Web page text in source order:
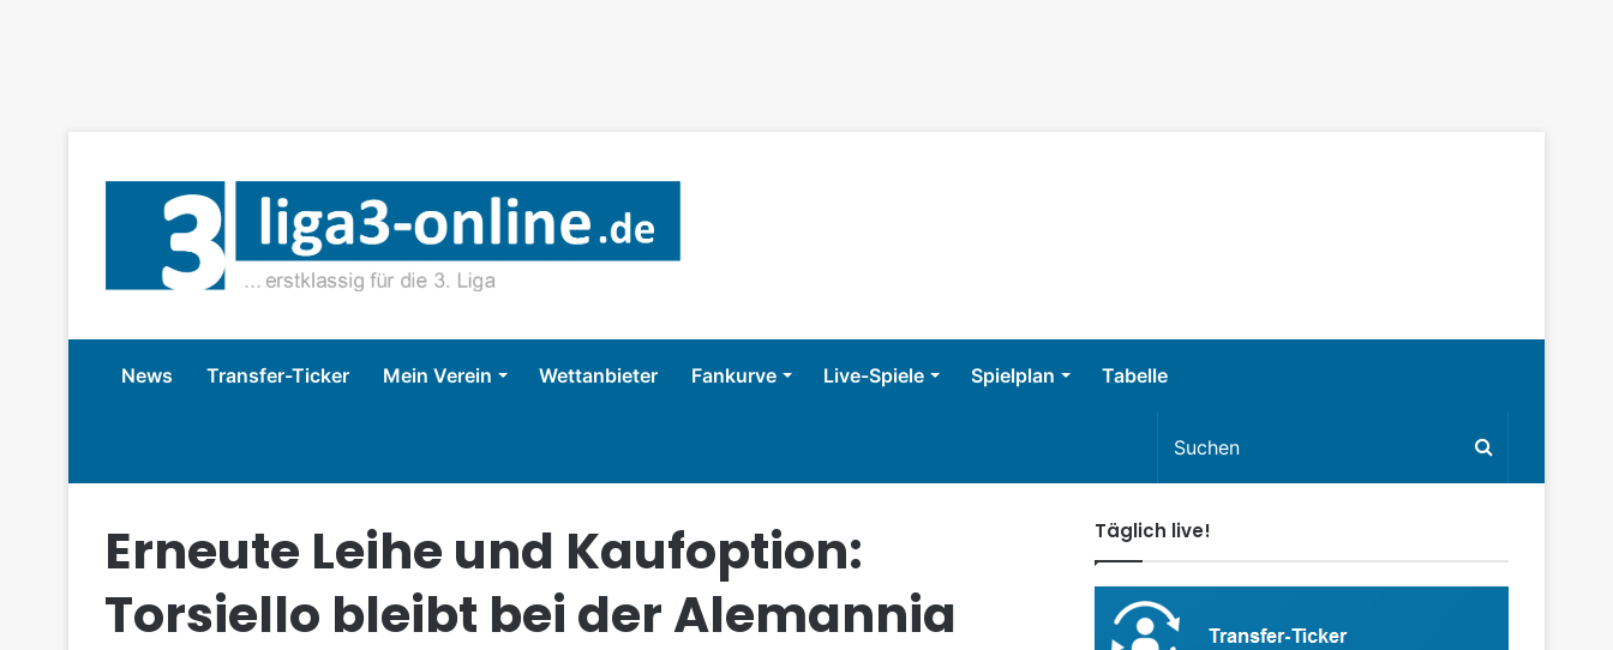
News Transfer-Ticker Mein Verein Wettanbieter Fankurve Live-Spiele Spielplan Tabelle
Erneute Leihe und Kaufoption:
Torsiello bleibt bei der Alemannia
Täglich live!